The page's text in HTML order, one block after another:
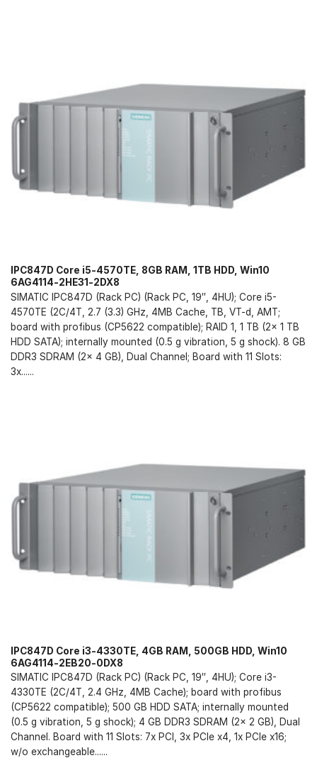
IPC847D Core i5-4570TE, 8GB RAM, 1TB HDD, Win10
6AG4114-2HE31-2DX8
SIMATIC IPC847D (Rack PC) (Rack PC, 19″, 4HU); Core i5-
4570TE (2C/4T, 2.7 (3.3) GHz, 4MB Cache, TB, VT-d, AMT;
board with profibus (CP5622 compatible); RAID 1, 1 TB (2x 1 TB
HDD SATA); internally mounted (0.5 g vibration, 5 g shock). 8 GB
DDR3 SDRAM (2x 4 GB), Dual Channel; Board with 11 Slots:
3x......
IPC847D Core i3-4330TE, 4GB RAM, 500GB HDD, Win10
6AG4114-2EB20-0DX8
SIMATIC IPC847D (Rack PC) (Rack PC, 19″, 4HU); Core i3-
4330TE (2C/4T, 2.4 GHz, 4MB Cache); board with profibus
(CP5622 compatible); 500 GB HDD SATA; internally mounted
(0.5 g vibration, 5 g shock); 4 GB DDR3 SDRAM (2x 2 GB), Dual
Channel. Board with 11 Slots: 7x PCI, 3x PCIe x4, 1x PCIe x16;
w/o exchangeable......